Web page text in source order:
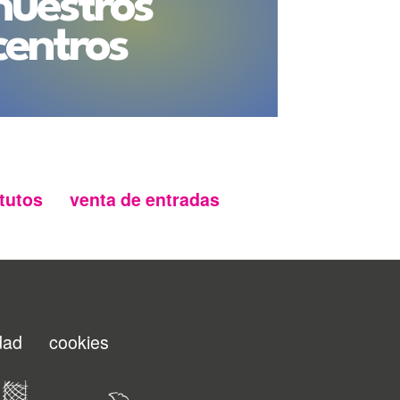
venta de entradas
cookies